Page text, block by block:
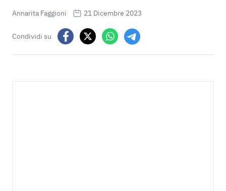
Annarita Faggioni 21 Dicembre 2023
Condividi su